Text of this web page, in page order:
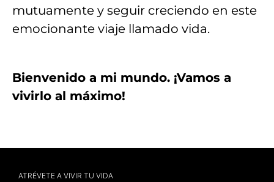
mutuamente y seguir creciendo en este
emocionante viaje llamado vida.
Bienvenido a mi mundo. ¡Vamos a
vivirlo al máximo!
ATRÉVETE A VIVIR TU VIDA